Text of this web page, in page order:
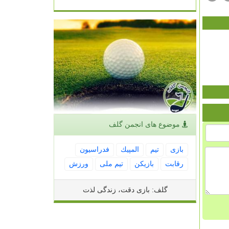
موضوع های انجمن گلف
بازی تیم المپیك
فدراسیون
رقابت
بازیكن تیم ملی ورزش
گلف: بازی دقت، زندگی لذت